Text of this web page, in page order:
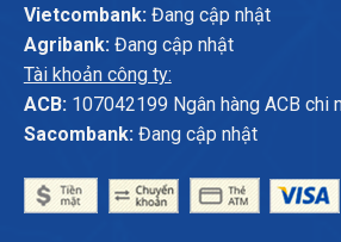
Vietcombank:Đang cập nhật
Agribank:Đang cập nhật
Tài khoản công ty:
ACB:107042199 Ngân hàng ACB chi
Sacombank:Đang cập nhật